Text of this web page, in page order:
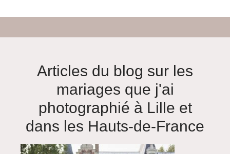
Articles du blog sur les
mariages que j'ai
photographié à Lille et
dans les Hauts-de-France